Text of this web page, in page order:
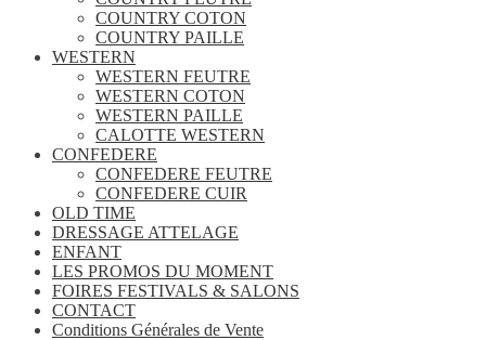
COUNTRY COTON
COUNTRY PAILLE
WESTERN
WESTERN FEUTRE
WESTERN COTON
WESTERN PAILLE
CALOTTE WESTERN
CONFEDERE
CONFEDERE FEUTRE
CONFEDERE CUIR
OLD TIME
DRESSAGE ATTELAGE
ENFANT
LES PROMOS DU MOMENT
FOIRES FESTIVALS & SALONS
CONTACT
Conditions Générales de Vente